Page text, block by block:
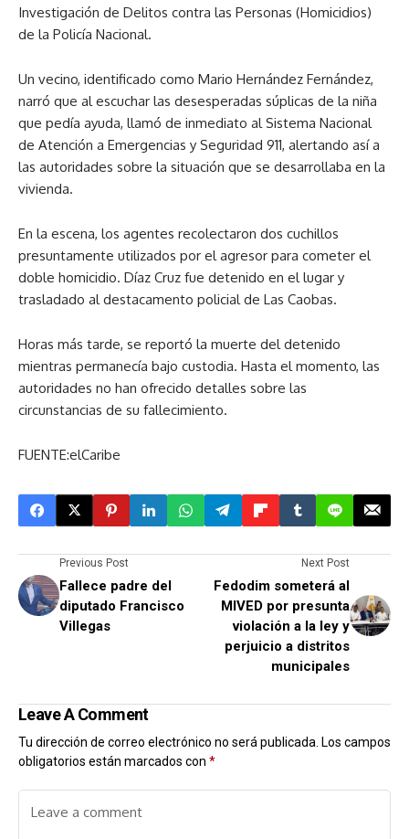
Investigación de Delitos contra las Personas (Homicidios)
de la Policía Nacional.
Un vecino, identificado como Mario Hernández Fernández,
narró que al escuchar las desesperadas súplicas de la niña
que pedía ayuda, llamó de inmediato al Sistema Nacional
de Atención a Emergencias y Seguridad 911, alertando así a
las autoridades sobre la situación que se desarrollaba en la
vivienda.
En la escena, los agentes recolectaron dos cuchillos
presuntamente utilizados por el agresor para cometer el
doble homicidio. Díaz Cruz fue detenido en el lugar y
trasladado al destacamento policial de Las Caobas.
Horas más tarde, se reportó la muerte del detenido
mientras permanecía bajo custodia. Hasta el momento, las
autoridades no han ofrecido detalles sobre las
circunstancias de su fallecimiento.
FUENTE:elCaribe
Previous Post
Fallece padre del
diputado Francisco
Villegas
Next Post
Fedodim someterá al
MIVED por presunta
violación a la ley y
perjuicio a distritos
municipales
Leave A Comment
Tu dirección de correo electrónico no será publicada. Los campos
obligatorios están marcados con *